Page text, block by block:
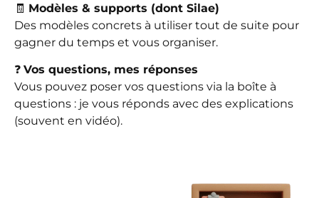
🧾 Modèles & supports (dont Silae)
Des modèles concrets à utiliser tout de suite pour
gagner du temps et vous organiser.
❓ Vos questions, mes réponses
Vous pouvez poser vos questions via la boîte à
questions : je vous réponds avec des explications
(souvent en vidéo).